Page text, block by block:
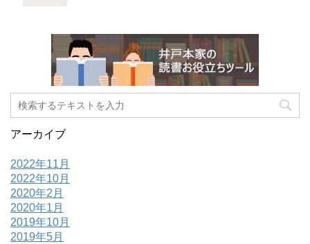
アーカイブ
2022年11月
2022年10月
2020年2月
2020年1月
2019年10月
2019年5月